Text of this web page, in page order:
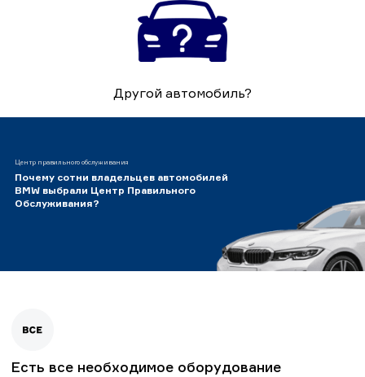
Другой автомобиль?
Центр правильного обслуживания
Почему сотни владельцев автомобилей
BMW выбрали Центр Правильного
Обслуживания?
Есть все необходимое оборудование